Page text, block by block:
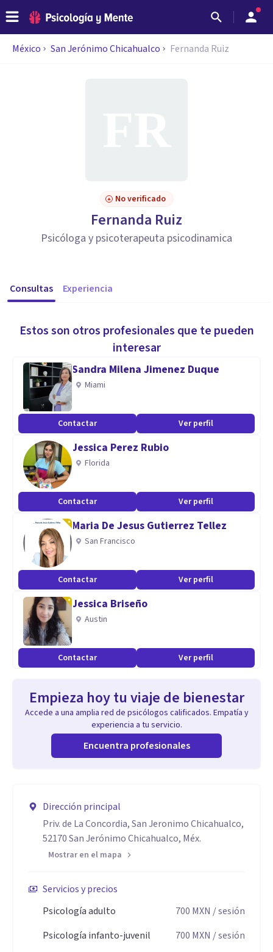
México San Jerónimo Chicahualco Fernanda Ruiz
No verificado
Fernanda Ruiz
Psicóloga y psicoterapeuta psicodinamica
Consultas Experiencia
Estos son otros profesionales que te pueden
interesar
Sandra Milena Jimenez Duque
Miami
Contactar Ver perfil
Jessica Perez Rubio
Florida
Contactar Ver perfil
Maria De Jesus Gutierrez Tellez
San Francisco
Contactar Ver perfil
Jessica Briseño
Austin
Contactar Ver perfil
Empieza hoy tu viaje de bienestar
Accede a una amplia red de psicólogos calificados. Empatía y
experiencia a tu servicio.
Encuentra profesionales
Dirección principal
Priv. de La Concordia, San Jeronimo Chicahualco,
52170 San Jerónimo Chicahualco, Méx.
Mostrar en el mapa
Servicios y precios
Psicología adulto
700 MXN / sesión
Psicología infanto-juvenil
700 MXN / sesión